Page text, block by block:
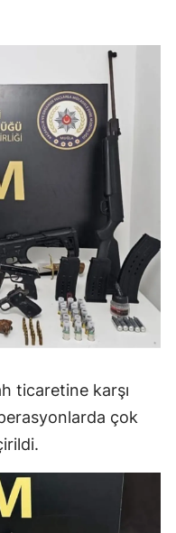
ticaretine karşı
çok